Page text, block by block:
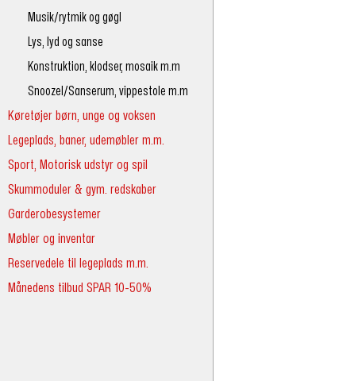
Musik/rytmik og gøgl
Lys, lyd og sanse
Konstruktion, klodser, mosaik m.m
Snoozel/Sanserum, vippestole m.m
Køretøjer børn, unge og voksen
Legeplads, baner, udemøbler m.m.
Sport, Motorisk udstyr og spil
Skummoduler & gym. redskaber
Garderobesystemer
Møbler og inventar
Reservedele til legeplads m.m.
Månedens tilbud SPAR 10-50%